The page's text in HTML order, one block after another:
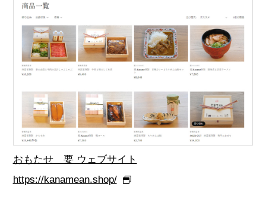
おもたせ 要 ウェブサイト
https://kanamean.shop/